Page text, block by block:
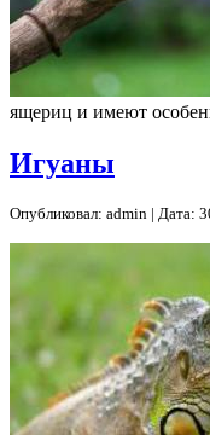
ящериц и имеют
Игуаны
Опубликовал: admin | Дата: